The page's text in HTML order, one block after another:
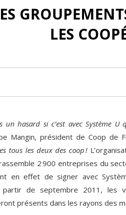
LES
un hasard si c’est avec Système
Mangin, président de Coop de
tous les deux des coop !
2 900 entreprises du
en effet de signer avec
partir de septembre 2011, les
présents dans les rayons des